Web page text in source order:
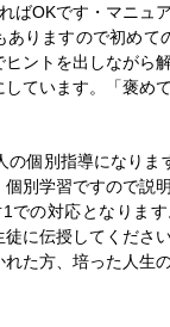
ばOKです・マニュ
ありますので初めて
ヒントを出しながら
しています。「褒め
の個別指導になりま
別学習ですので説
での対応となりま
に伝授してくださ
た方、培った人生